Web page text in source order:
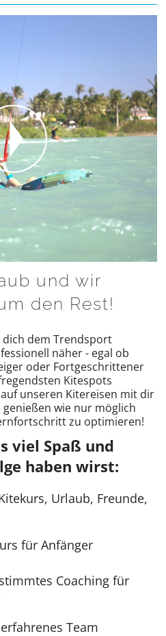
und wir
den Rest!
dem Trendsport
näher - egal ob
oder Fortgeschrittener
Kitespots
unseren Kitereisen mit dir
wie nur möglich
zu optimieren!
viel Spaß und
haben wirst:
Urlaub, Freunde,
für Anfänger
Coaching für
Team